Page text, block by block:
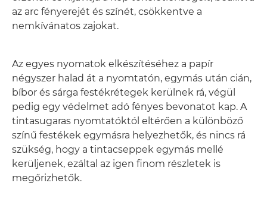
az arc fényerejét és színét, csökkentve a
nemkívánatos zajokat.
Az egyes nyomatok elkészítéséhez a papír
négyszer halad át a nyomtatón, egymás után cián,
bíbor és sárga festékrétegek kerülnek rá, végül
pedig egy védelmet adó fényes bevonatot kap. A
tintasugaras nyomtatóktól eltérően a különböző
színű festékek egymásra helyezhetők, és nincs rá
szükség, hogy a tintacseppek egymás mellé
kerüljenek, ezáltal az igen finom részletek is
megőrizhetők.